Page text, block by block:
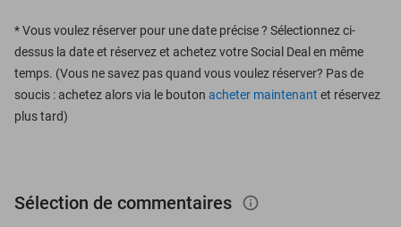
*Vous voulez réserver pour une date précise ? Sélectionnez ci-
dessus la date et réservez et achetez votre Social Deal en même
temps. (Vous ne savez pas quand vous voulez réserver? Pas de
soucis : achetez alors via le bouton acheter maintenant et réservez
plus tard)
Sélection de commentaires info_outlined